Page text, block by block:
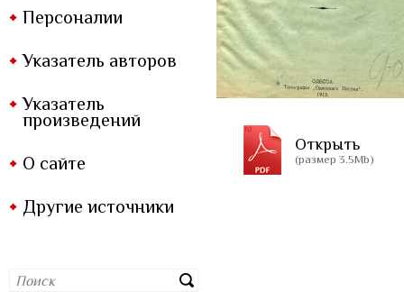
Персоналии
Указатель авторов
Указатель
произведений
О сайте
Другие источники
Открыть
(размер 3.5Mb)